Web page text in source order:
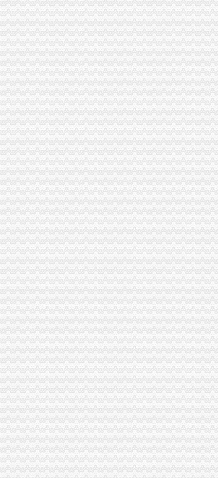
一般纳税人查询
一般纳税人查询
一般纳税人查询。。
纳税人识别号查询_企业税号查询_一般纳税人查询
江苏省国家税务局门户网站一般纳税人查询
一般纳税人查询
河南一般纳税人资格查询入口_河南会计网
浙江一般纳税人资格查询
山东省一般纳税人资格查询
青岛一般纳税人查询
一般纳税人查询全国信息怎么操作_搜狐其它_搜狐网
一般纳税人查询—在线播放—优酷网,高清在线观看
关于一般纳税人查询的问题
如何查询对方公司是否为一般纳税人。-文章
如何查询增值税一般纳税人资格的开始年月？_百度知道
一般纳税人税号查询_青岛包听|E都市
重庆一般纳税人资格查询
全国一般纳税人资格查询收_搜狐教育_搜狐网
陕西省一般纳税人查询_中华文本库
一般纳税人提供技术咨询服务,税率是多少？_中华会计网校_税务网校
一般纳税人查询电话-深圳爱问分类
新疆一般纳税人查询-天津爱问分类
请问山西省一般纳税人资格在哪里查询-山西国税答疑170
四川一般纳税人资格查询：四川财
全国一般纳税人资格查询
如何查询一般纳税人资格（以广东为例）_增值税一般纳税人查询_一般
增值税一般纳税人查询–会计网词库
一般纳税人资格查询
广东一般纳税人查询App下载|一般纳税人查询广东税务局版下载2.4.0
四川省国税网上办税服务厅增值税一般纳税人资格查询
关于一般纳税人与小规模纳税人的查询
一般纳税人咨询公司,开展教育服务,增值税有优惠吗_中华会计网校_
一般纳税人税率查询|一般纳税人如何算税
上海税务网的一般纳税人资格查询,可以查来自上海税务-微博
北京各区一般纳税人资格查询帮助你three_周边服务栏目_机电之家网
一般纳税人资格查询_中华文本库
一般纳税人咨询处-深圳58同城
如何查询增值税一般纳税人认定信息？_资料网
一般纳税人查询广东税务局版2.4.0安卓版-新云软件园
如何查询一般纳税人资格_百度经验
青岛一般纳税人查询